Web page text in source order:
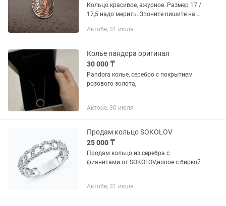
Кольцо красивое, ажурное. Размер 17 /
17,5 надо мерить. Звоните пишите на
Актобе, 31 июля
Колье пандора оригинал
30 000 ₸
Pandora колье, серебро с покрытием
розового золота,
Актобе, 30 июля
Продам кольцо SOKOLOV
25 000 ₸
Продам кольцо из серебра с
фианитами от SOKOLOV,новое с биркой
Актобе, 31 июля